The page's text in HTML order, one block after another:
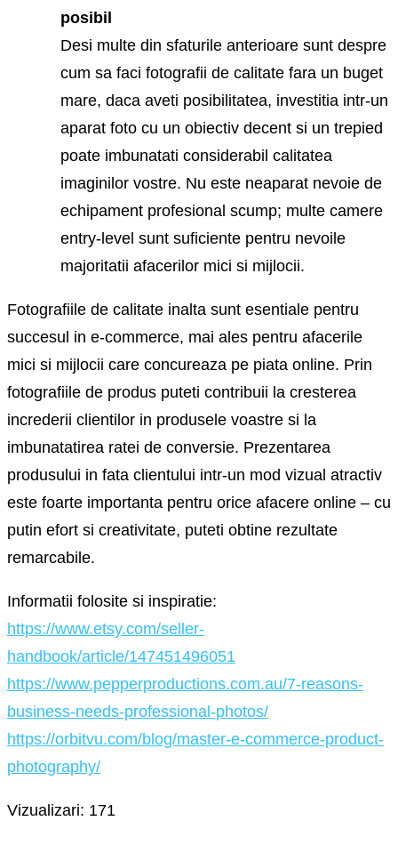
posibil
Desi multe din sfaturile anterioare sunt despre
cum sa faci fotografii de calitate fara un buget
mare, daca aveti posibilitatea, investitia intr-un
aparat foto cu un obiectiv decent si un trepied
poate imbunatati considerabil calitatea
imaginilor vostre. Nu este neaparat nevoie de
echipament profesional scump; multe camere
entry-level sunt suficiente pentru nevoile
majoritatii afacerilor mici si mijlocii.
Fotografiile de calitate inalta sunt esentiale pentru
succesul in e-commerce, mai ales pentru afacerile
mici si mijlocii care concureaza pe piata online. Prin
fotografiile de produs puteti contribuii la cresterea
increderii clientilor in produsele voastre si la
imbunatatirea ratei de conversie. Prezentarea
produsului in fata clientului intr-un mod vizual atractiv
este foarte importanta pentru orice afacere online – cu
putin efort si creativitate, puteti obtine rezultate
remarcabile.
Informatii folosite si inspiratie:
https://www.etsy.com/seller-
handbook/article/147451496051
https://www.pepperproductions.com.au/7-reasons-
business-needs-professional-photos/
https://orbitvu.com/blog/master-e-commerce-product-
photography/
Vizualizari: 171